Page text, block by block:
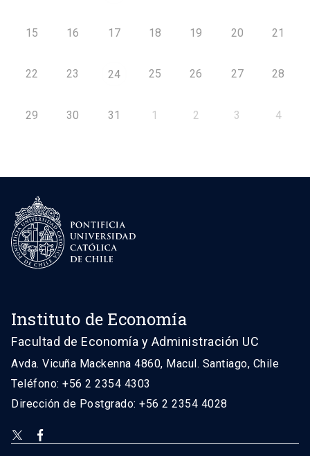
15 16 17 18 19 20 21
22 23 24 25 26 27 28
29 30 31 1 2 3 4
Instituto de Economía
Facultad de Economía y Administración UC
Avda. Vicuña Mackenna 4860, Macul. Santiago, Chile
Teléfono: +56 2 2354 4303
Dirección de Postgrado: +56 2 2354 4028